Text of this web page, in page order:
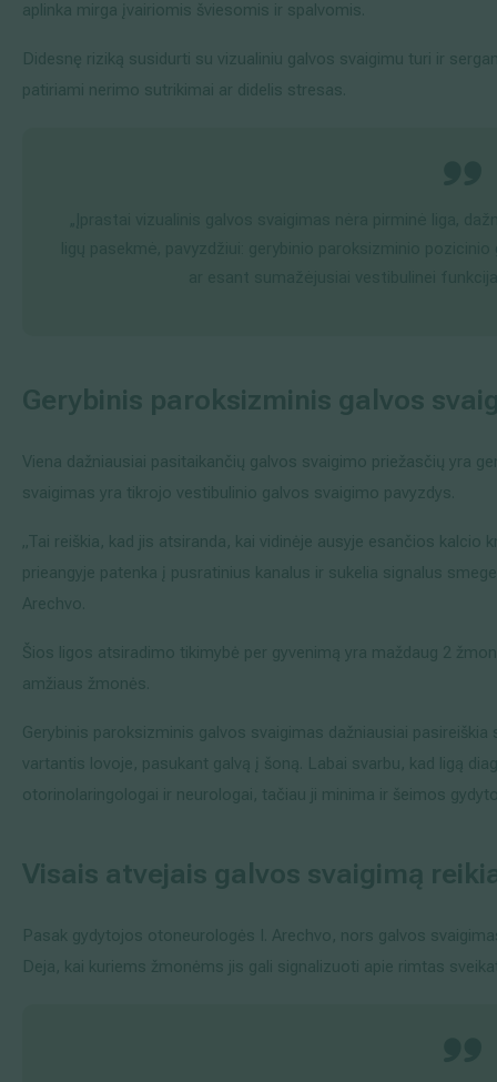
aplinka mirga įvairiomis šviesomis ir spalvomis.
Didesnę riziką susidurti su vizualiniu galvos svaigimu turi ir
patiriami nerimo sutrikimai ar didelis stresas.
Gerybinis paroksizminis galvos
Viena dažniausiai pasitaikančių galvos svaigimo priežasčių yra
svaigimas yra tikrojo vestibulinio galvos svaigimo pavyzdys.
„Tai reiškia, kad jis atsiranda, kai vidinėje ausyje esančios
prieangyje patenka į pusratinius kanalus ir sukelia signalus
Arechvo.
Šios ligos atsiradimo tikimybė per gyvenimą yra maždaug 2
amžiaus žmonės.
Gerybinis paroksizminis galvos svaigimas dažniausiai
vartantis lovoje, pasukant galvą į šoną. Labai svarbu, kad ligą
otorinolaringologai ir neurologai, tačiau ji minima ir šeimos
Visais atvejais galvos svaigimą
Pasak gydytojos otoneurologės I. Arechvo, nors galvos
Deja, kai kuriems žmonėms jis gali signalizuoti apie rimtas